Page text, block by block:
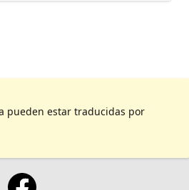
pueden estar traducidas por